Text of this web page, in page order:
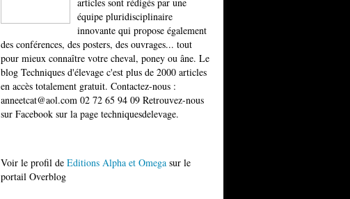
équipe pluridisciplinaire
innovante qui propose également
des conférences, des posters, des ouvrages... tout
pour mieux connaître votre cheval, poney ou âne. Le
blog Techniques d'élevage c'est plus de 2000 articles
en accès totalement gratuit. Contactez-nous :
anneetcat@aol.com 02 72 65 94 09 Retrouvez-nous
sur Facebook sur la page techniquesdelevage.
Voir le profil de Editions Alpha et Omega sur le
portail Overblog